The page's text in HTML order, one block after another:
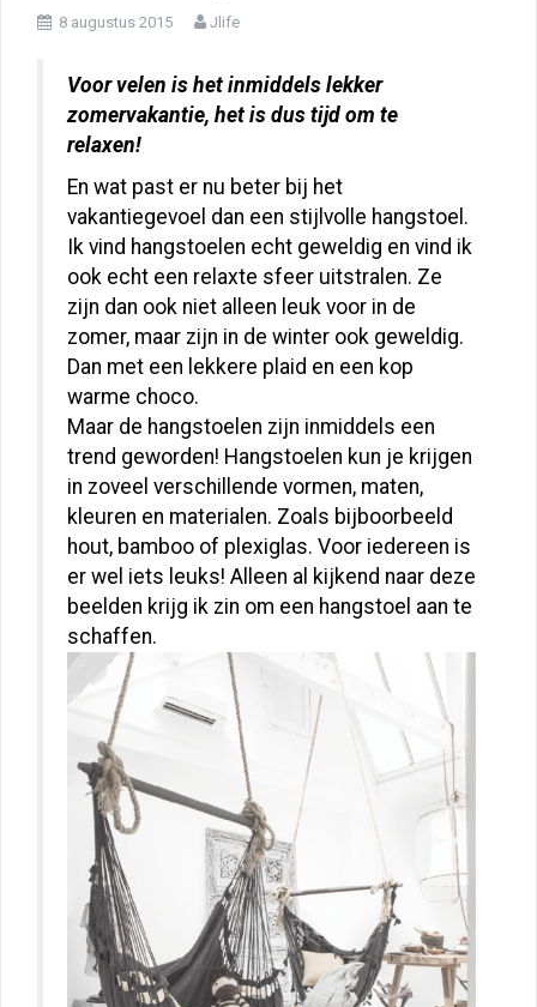
8 augustus 2015 Jlife
Voor velen is het inmiddels lekker
zomervakantie, het is dus tijd om te
relaxen!
En wat past er nu beter bij het
vakantiegevoel dan een stijlvolle hangstoel.
Ik vind hangstoelen echt geweldig en vind ik
ook echt een relaxte sfeer uitstralen. Ze
zijn dan ook niet alleen leuk voor in de
zomer, maar zijn in de winter ook geweldig.
Dan met een lekkere plaid en een kop
warme choco.
Maar de hangstoelen zijn inmiddels een
trend geworden! Hangstoelen kun je krijgen
in zoveel verschillende vormen, maten,
kleuren en materialen. Zoals bijboorbeeld
hout, bamboo of plexiglas. Voor iedereen is
er wel iets leuks! Alleen al kijkend naar deze
beelden krijg ik zin om een hangstoel aan te
schaffen.